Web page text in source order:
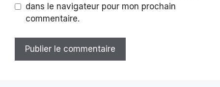
dans le navigateur pour mon prochain
commentaire.